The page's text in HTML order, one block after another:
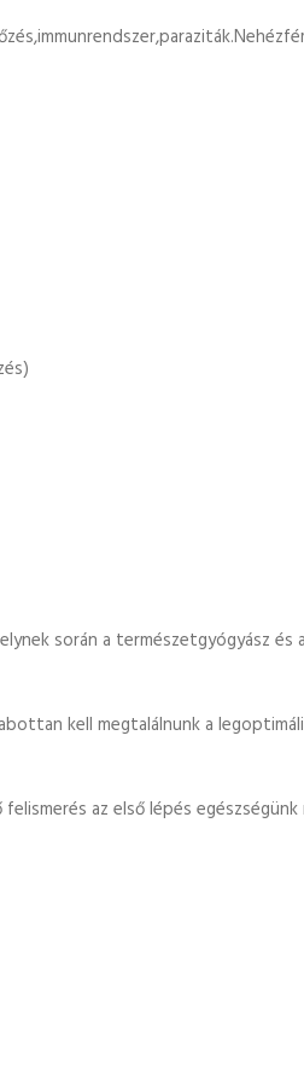
során a természetgyógyász
kell megtalálnunk a
az első lépés